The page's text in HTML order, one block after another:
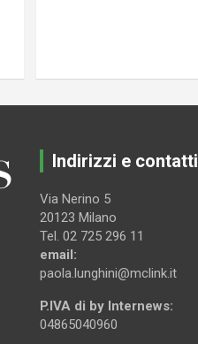
Indirizzi e contatti
Via Nerino 5
20123 Milano
Tel. 02 725 296 11
email:
paola.lunghini@mclink.it
P.IVA di by Internews:
04865040960